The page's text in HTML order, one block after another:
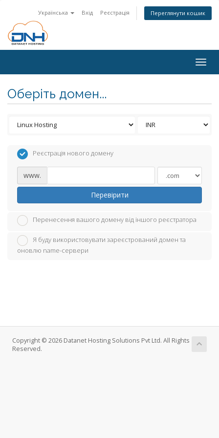
Українська Вхід Реєстрація Переглянути кошик
Оберіть домен...
Реєстрація нового домену
www.
Перевірити
Перенесення вашого домену від іншого реєстратора
Я буду використовувати зареєстрований домен та
оновлю name-сервери
Copyright © 2026 Datanet Hosting Solutions Pvt Ltd. All Rights
Reserved.